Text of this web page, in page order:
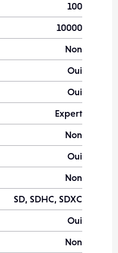
100
10000
Non
Oui
Oui
Expert
Non
Oui
Non
SD, SDHC, SDXC
Oui
Non